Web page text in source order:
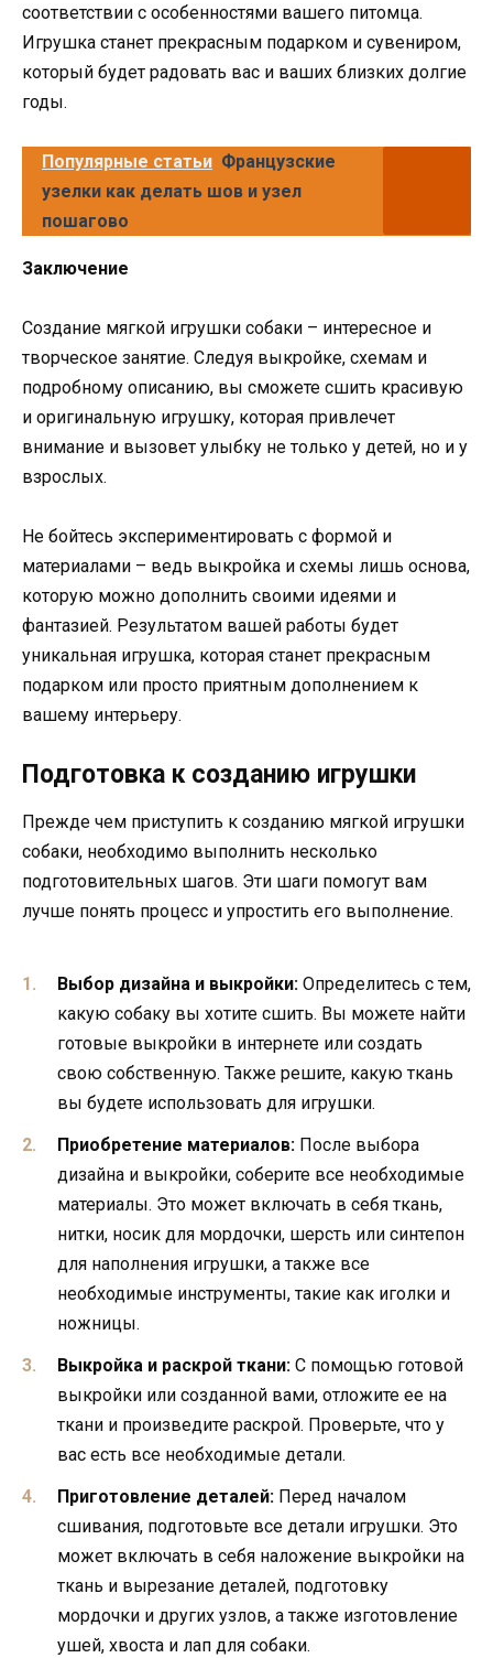
соответствии с особенностями вашего питомца.
Игрушка станет прекрасным подарком и сувениром,
который будет радовать вас и ваших близких долгие
годы.
Популярные статьи Французские
узелки как делать шов и узел
пошагово
Заключение
Создание мягкой игрушки собаки – интересное и
творческое занятие. Следуя выкройке, схемам и
подробному описанию, вы сможете сшить красивую
и оригинальную игрушку, которая привлечет
внимание и вызовет улыбку не только у детей, но и у
взрослых.
Не бойтесь экспериментировать с формой и
материалами – ведь выкройка и схемы лишь основа,
которую можно дополнить своими идеями и
фантазией. Результатом вашей работы будет
уникальная игрушка, которая станет прекрасным
подарком или просто приятным дополнением к
вашему интерьеру.
Подготовка к созданию игрушки
Прежде чем приступить к созданию мягкой игрушки
собаки, необходимо выполнить несколько
подготовительных шагов. Эти шаги помогут вам
лучше понять процесс и упростить его выполнение.
Выбор дизайна и выкройки: Определитесь с тем,
какую собаку вы хотите сшить. Вы можете найти
готовые выкройки в интернете или создать
свою собственную. Также решите, какую ткань
вы будете использовать для игрушки.
Приобретение материалов: После выбора
дизайна и выкройки, соберите все необходимые
материалы. Это может включать в себя ткань,
нитки, носик для мордочки, шерсть или синтепон
для наполнения игрушки, а также все
необходимые инструменты, такие как иголки и
ножницы.
Выкройка и раскрой ткани: С помощью готовой
выкройки или созданной вами, отложите ее на
ткани и произведите раскрой. Проверьте, что у
вас есть все необходимые детали.
Приготовление деталей: Перед началом
сшивания, подготовьте все детали игрушки. Это
может включать в себя наложение выкройки на
ткань и вырезание деталей, подготовку
мордочки и других узлов, а также изготовление
ушей, хвоста и лап для собаки.